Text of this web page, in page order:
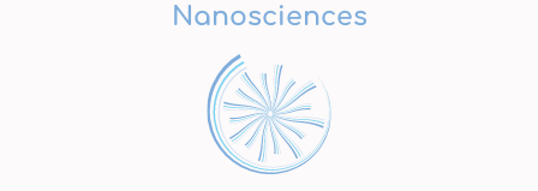
Nanosciences